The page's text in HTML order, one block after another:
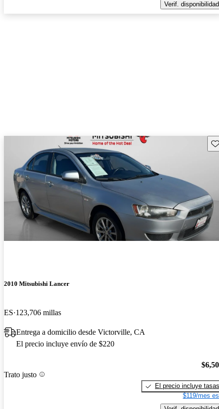
Verif. disponibilidad
2010 Mitsubishi Lancer
ES 123,706 millas
Entrega a domicilio desde Victorville, CA
El precio incluye envío de $220
Trato justo
El precio incluye tasas
$119/mes